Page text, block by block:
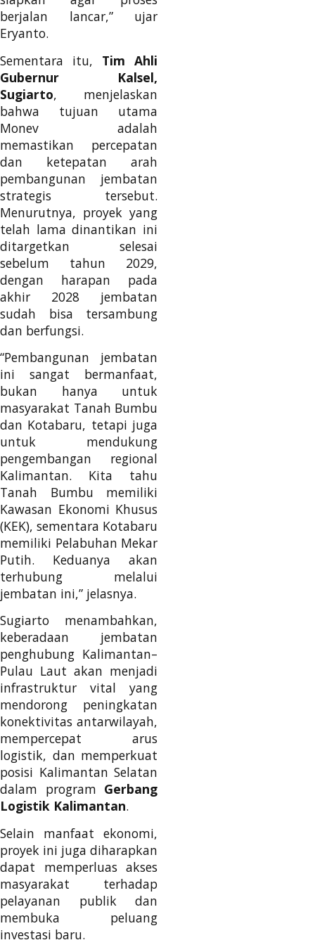
berjalan lancar,” ujar
Eryanto.
Sementara itu, Tim Ahli
Gubernur Kalsel,
Sugiarto, menjelaskan
bahwa tujuan utama
Monev adalah
memastikan percepatan
dan ketepatan arah
pembangunan jembatan
strategis tersebut.
Menurutnya, proyek yang
telah lama dinantikan ini
ditargetkan selesai
sebelum tahun 2029,
dengan harapan pada
akhir 2028 jembatan
sudah bisa tersambung
dan berfungsi.
“Pembangunan jembatan
ini sangat bermanfaat,
bukan hanya untuk
masyarakat Tanah Bumbu
dan Kotabaru, tetapi juga
untuk mendukung
pengembangan regional
Kalimantan. Kita tahu
Tanah Bumbu memiliki
Kawasan Ekonomi Khusus
(KEK), sementara Kotabaru
memiliki Pelabuhan Mekar
Putih. Keduanya akan
terhubung melalui
jembatan ini,” jelasnya.
Sugiarto menambahkan,
keberadaan jembatan
penghubung Kalimantan–
Pulau Laut akan menjadi
infrastruktur vital yang
mendorong peningkatan
konektivitas antarwilayah,
mempercepat arus
logistik, dan memperkuat
posisi Kalimantan Selatan
dalam program Gerbang
Logistik Kalimantan.
Selain manfaat ekonomi,
proyek ini juga diharapkan
dapat memperluas akses
masyarakat terhadap
pelayanan publik dan
membuka peluang
investasi baru.